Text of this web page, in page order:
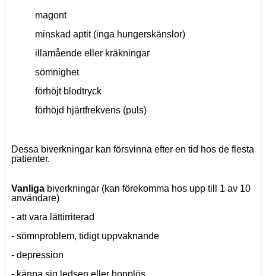
magont
minskad aptit (inga hungerskänslor)
illamående eller kräkningar
sömnighet
förhöjt blodtryck
förhöjd hjärtfrekvens (puls)
Dessa biverkningar kan försvinna efter en tid hos de flesta
patienter.
Vanliga biverkningar (kan förekomma hos upp till 1 av 10
användare)
- att vara lättirriterad
- sömnproblem, tidigt uppvaknande
- depression